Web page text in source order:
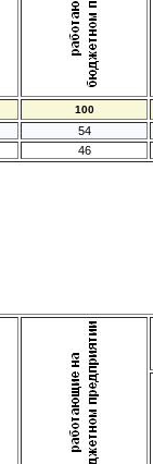
100
54
46